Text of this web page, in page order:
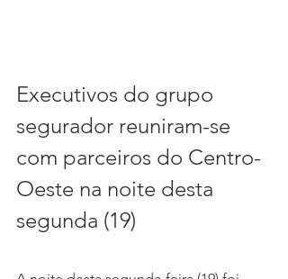
Executivos do grupo
segurador reuniram-se
com parceiros do Centro-
Oeste na noite desta
segunda (19)